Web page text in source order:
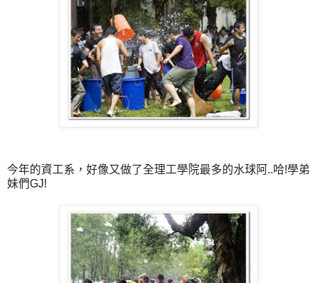
今年的資工系，好像又做了全理工學院最多的水球阿..哈!學弟
妹們GJ!